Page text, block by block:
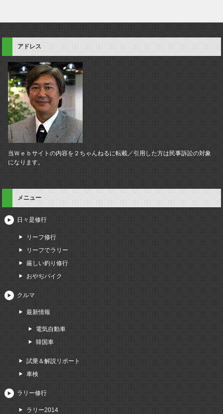
アドレス
当Ｗｅｂサイトの内容を２ちゃんねるに転載／引用した方は民事訴訟の対象
になります。
メニュー
日々是修行
リーフ修行
リーフでラリー
厳しい釣り修行
おやぢバイク
クルマ
最新情報
電気自動車
韓国車
試乗＆解説リポート
車検
ラリー修行
ラリー2014